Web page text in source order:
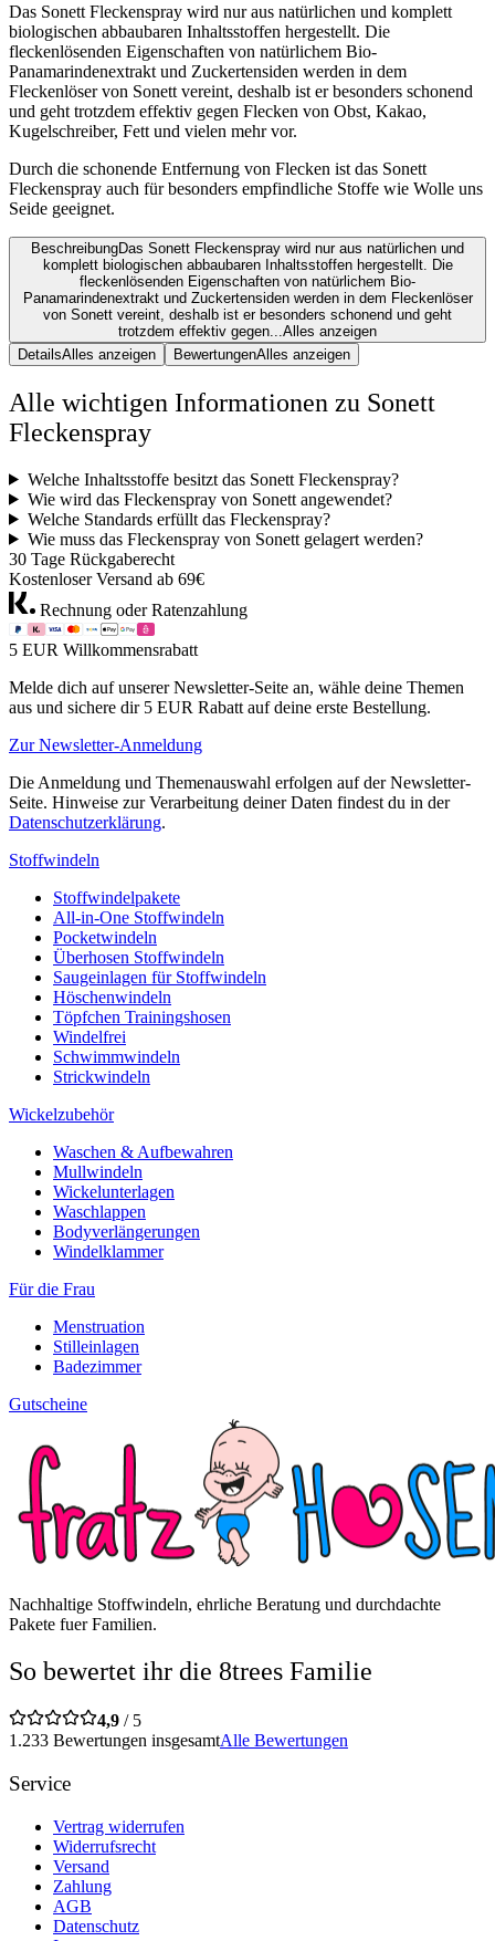
Das Sonett Fleckenspray wird nur aus natürlichen und komplett
biologischen abbaubaren Inhaltsstoffen hergestellt. Die
fleckenlösenden Eigenschaften von natürlichem Bio-
Panamarindenextrakt und Zuckertensiden werden in dem
Fleckenlöser von Sonett vereint, deshalb ist er besonders schonend
und geht trotzdem effektiv gegen Flecken von Obst, Kakao,
Kugelschreiber, Fett und vielen mehr vor.
Durch die schonende Entfernung von Flecken ist das Sonett
Fleckenspray auch für besonders empfindliche Stoffe wie Wolle uns
Seide geeignet.
BeschreibungDas Sonett Fleckenspray wird nur aus natürlichen und
komplett biologischen abbaubaren Inhaltsstoffen hergestellt. Die
fleckenlösenden Eigenschaften von natürlichem Bio-
Panamarindenextrakt und Zuckertensiden werden in dem Fleckenlöser
von Sonett vereint, deshalb ist er besonders schonend und geht
trotzdem effektiv gegen... Alles anzeigen
DetailsAlles anzeigen BewertungenAlles anzeigen
Alle wichtigen Informationen zu Sonett
Fleckenspray
Welche Inhaltsstoffe besitzt das Sonett Fleckenspray?
Wie wird das Fleckenspray von Sonett angewendet?
Welche Standards erfüllt das Fleckenspray?
Wie muss das Fleckenspray von Sonett gelagert werden?
30 Tage Rückgaberecht
Kostenloser Versand ab 69€
Rechnung oder Ratenzahlung
5 EUR Willkommensrabatt
Melde dich auf unserer Newsletter-Seite an, wähle deine Themen
aus und sichere dir 5 EUR Rabatt auf deine erste Bestellung.
Zur Newsletter-Anmeldung
Die Anmeldung und Themenauswahl erfolgen auf der Newsletter-
Seite. Hinweise zur Verarbeitung deiner Daten findest du in der
Datenschutzerklärung.
Stoffwindeln
Stoffwindelpakete
All-in-One Stoffwindeln
Pocketwindeln
Überhosen Stoffwindeln
Saugeinlagen für Stoffwindeln
Höschenwindeln
Töpfchen Trainingshosen
Windelfrei
Schwimmwindeln
Strickwindeln
Wickelzubehör
Waschen & Aufbewahren
Mullwindeln
Wickelunterlagen
Waschlappen
Bodyverlängerungen
Windelklammer
Für die Frau
Menstruation
Stilleinlagen
Badezimmer
Gutscheine
Nachhaltige Stoffwindeln, ehrliche Beratung und durchdachte
Pakete fuer Familien.
So bewertet ihr die 8trees Familie
4,9 / 5
1.233 Bewertungen insgesamtAlle Bewertungen
Service
Vertrag widerrufen
Widerrufsrecht
Versand
Zahlung
AGB
Datenschutz